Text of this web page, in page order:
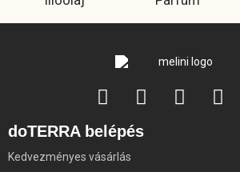
doTERRA belépés
Kedvezményes vásárlás